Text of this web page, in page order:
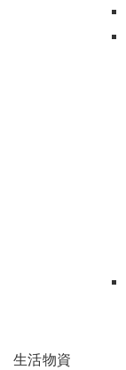
生活物資